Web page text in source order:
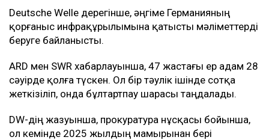
Deutsche Welle дерегінше, әңгіме Германияның
қорғаныс инфрақұрылымына қатысты мәліметтерді
беруге байланысты.
ARD мен SWR хабарлауынша, 47 жастағы ер адам 28
сәуірде қолға түскен. Ол бір тәулік ішінде сотқа
жеткізіліп, онда бұлтартпау шарасы таңдалады.
DW-дің жазуынша, прокуратура нұсқасы бойынша,
ол кемінде 2025 жылдың мамырынан бері